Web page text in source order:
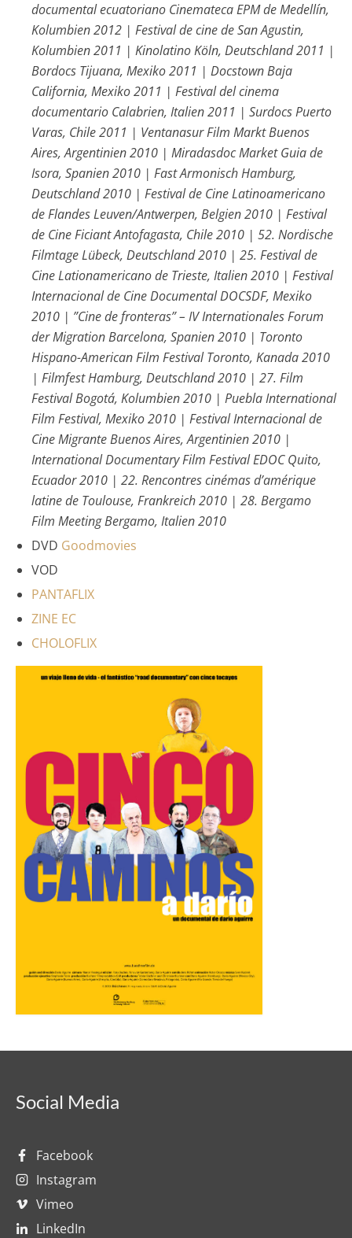
documental ecuatoriano Cinemateca EPM de Medellín,
Kolumbien 2012 | Festival de cine de San Agustin,
Kolumbien 2011 | Kinolatino Köln, Deutschland 2011 |
Bordocs Tijuana, Mexiko 2011 | Docstown Baja
California, Mexiko 2011 | Festival del cinema
documentario Calabrien, Italien 2011 | Surdocs Puerto
Varas, Chile 2011 | Ventanasur Film Markt Buenos
Aires, Argentinien 2010 | Miradasdoc Market Guia de
Isora, Spanien 2010 | Fast Armonisch Hamburg,
Deutschland 2010 | Festival de Cine Latinoamericano
de Flandes Leuven/Antwerpen, Belgien 2010 | Festival
de Cine Ficiant Antofagasta, Chile 2010 | 52. Nordische
Filmtage Lübeck, Deutschland 2010 | 25. Festival de
Cine Lationamericano de Trieste, Italien 2010 | Festival
Internacional de Cine Documental DOCSDF, Mexiko
2010 | ”Cine de fronteras” – IV Internationales Forum
der Migration Barcelona, Spanien 2010 | Toronto
Hispano-American Film Festival Toronto, Kanada 2010
| Filmfest Hamburg, Deutschland 2010 | 27. Film
Festival Bogotá, Kolumbien 2010 | Puebla International
Film Festival, Mexiko 2010 | Festival Internacional de
Cine Migrante Buenos Aires, Argentinien 2010 |
International Documentary Film Festival EDOC Quito,
Ecuador 2010 | 22. Rencontres cinémas d’amérique
latine de Toulouse, Frankreich 2010 | 28. Bergamo
Film Meeting Bergamo, Italien 2010
DVD Goodmovies
VOD
PANTAFLIX
ZINE EC
CHOLOFLIX
Social Media
Facebook
Instagram
Vimeo
LinkedIn